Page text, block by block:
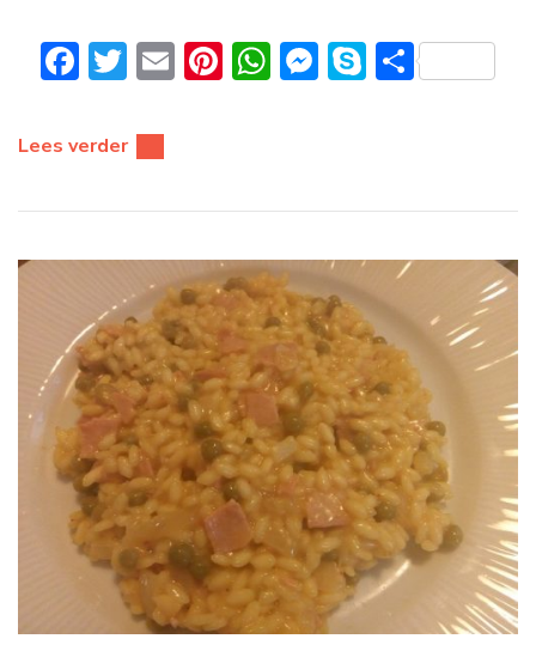
Facebook
Twitter
EmailPinterest
WhatsApp
Messenger
Skype
Delen
Lees verder